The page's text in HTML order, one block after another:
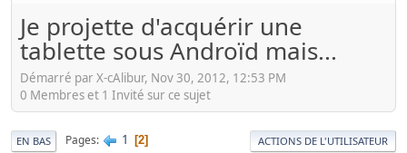
Je projette d'acquérir une
tablette sous Androïd mais...
Démarré par X-cAlibur, Nov 30, 2012, 12:53 PM
0 Membres et 1 Invité sur ce sujet
EN BAS Pages 1 2 ACTIONS DE L'UTILISATEUR